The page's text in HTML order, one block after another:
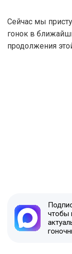
Сейчас мы
гонок в
продолжения
чтобы